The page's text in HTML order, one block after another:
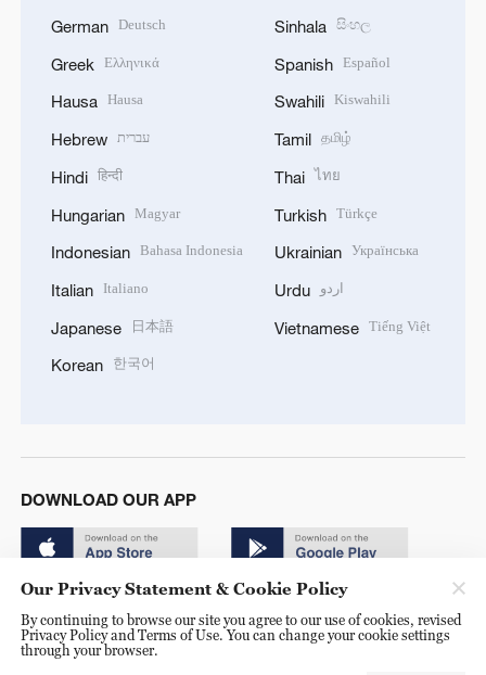
German Deutsch
Greek Ελληνικά
Hausa Hausa
Hebrew עברית
Hindi हिन्दी
Hungarian Magyar
Indonesian Bahasa Indonesia
Italian Italiano
Japanese 日本語
Korean 한국어
Sinhala සිංහල
Spanish Español
Swahili Kiswahili
Tamil தமிழ்
Thai ไทย
Turkish Türkçe
Ukrainian Українська
Urdu اردو
Vietnamese Tiếng Việt
DOWNLOAD OUR APP
Copyright © 2024 CGTN.
Our Privacy Statement & Cookie Policy
By continuing to browse our site you agree to our use of cookies, revised
Privacy Policy and Terms of Use. You can change your cookie settings
through your browser.